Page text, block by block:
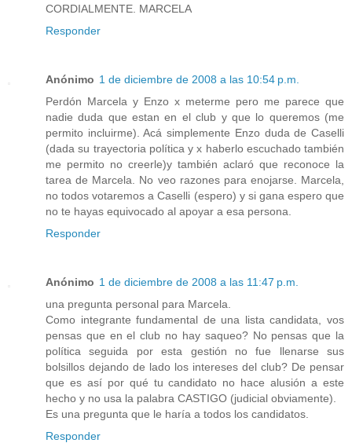
CORDIALMENTE. MARCELA
Responder
Anónimo 1 de diciembre de 2008 a las 10:54 p.m.
Perdón Marcela y Enzo x meterme pero me parece que
nadie duda que estan en el club y que lo queremos (me
permito incluirme). Acá simplemente Enzo duda de Caselli
(dada su trayectoria política y x haberlo escuchado también
me permito no creerle)y también aclaró que reconoce la
tarea de Marcela. No veo razones para enojarse. Marcela,
no todos votaremos a Caselli (espero) y si gana espero que
no te hayas equivocado al apoyar a esa persona.
Responder
Anónimo 1 de diciembre de 2008 a las 11:47 p.m.
una pregunta personal para Marcela.
Como integrante fundamental de una lista candidata, vos
pensas que en el club no hay saqueo? No pensas que la
política seguida por esta gestión no fue llenarse sus
bolsillos dejando de lado los intereses del club? De pensar
que es así por qué tu candidato no hace alusión a este
hecho y no usa la palabra CASTIGO (judicial obviamente).
Es una pregunta que le haría a todos los candidatos.
Responder